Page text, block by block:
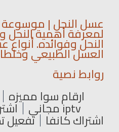
عسل النحل | موسوعة
لمعرفة أهمية النحل
النحل وفوائده.
العسل الطبيعي
روابط نصية
ارقام سوا مميزه
iptv مجاني
اشتراك كانفا تفعيل